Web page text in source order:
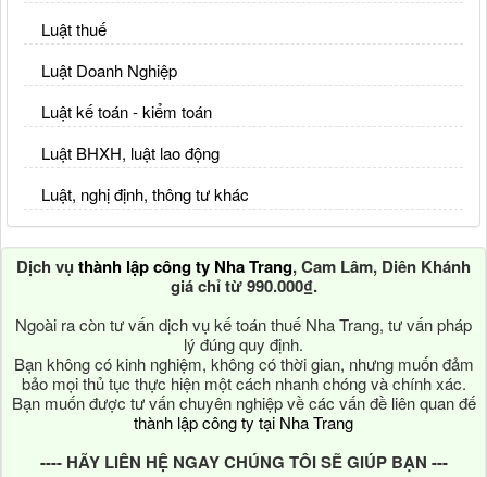
Luật thuế
Luật Doanh Nghiệp
Luật kế toán - kiểm toán
Luật BHXH, luật lao động
Luật, nghị định, thông tư khác
Dịch vụ thành lập công ty Nha Trang, Cam Lâm, Diên Khánh
giá chỉ từ 990.000₫.
Ngoài ra còn tư vấn dịch vụ kế toán thuế Nha Trang, tư vấn pháp
lý đúng quy định.
Bạn không có kinh nghiệm, không có thời gian, nhưng muốn đảm
bảo mọi thủ tục thực hiện một cách nhanh chóng và chính xác.
Bạn muốn được tư vấn chuyên nghiệp về các vấn đề liên quan đế
thành lập công ty tại Nha Trang
---- HÃY LIÊN HỆ NGAY CHÚNG TÔI SẼ GIÚP BẠN ---